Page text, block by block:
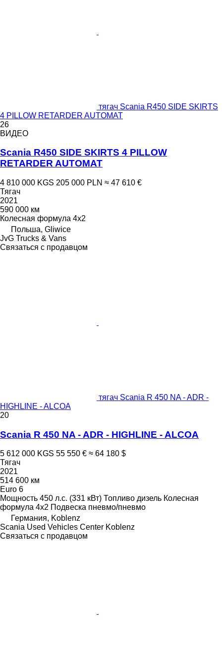
тягач Scania R450 SIDE SKIRTS
4 PILLOW RETARDER AUTOMAT
26
ВИДЕО
Scania R450 SIDE SKIRTS 4 PILLOW
RETARDER AUTOMAT
4 810 000 KGS 205 000 PLN ≈ 47 610 €
Тягач
2021
590 000 км
Колесная формула 4x2
Польша, Gliwice
JvG Trucks & Vans
Связаться с продавцом
тягач Scania R 450 NA - ADR -
HIGHLINE - ALCOA
20
Scania R 450 NA - ADR - HIGHLINE - ALCOA
5 612 000 KGS 55 550 € ≈ 64 180 $
Тягач
2021
514 600 км
Euro 6
Мощность 450 л.с. (331 кВт) Топливо дизель Колесная
формула 4x2 Подвеска пневмо/пневмо
Германия, Koblenz
Scania Used Vehicles Center Koblenz
Связаться с продавцом